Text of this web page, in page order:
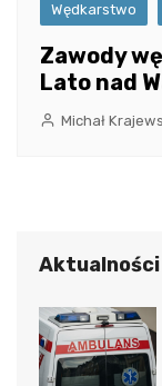
Wędkarstwo
Zawody
Lato nad
Michał
Aktualności